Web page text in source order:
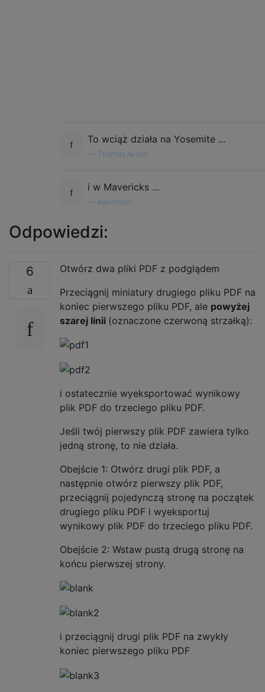
To wciąż działa na Yosemite ...
Thomas Ayoub
i w Mavericks ...
klanomath
Odpowiedzi:
6
Otwórz dwa pliki PDF z podglądem
Przeciągnij miniatury drugiego pliku PDF na
koniec pierwszego pliku PDF, ale powyżej
szarej linii (oznaczone czerwoną strzałką):
i ostatecznie wyeksportować wynikowy
plik PDF do trzeciego pliku PDF.
Jeśli twój pierwszy plik PDF zawiera tylko
jedną stronę, to nie działa.
Obejście 1: Otwórz drugi plik PDF, a
następnie otwórz pierwszy plik PDF,
przeciągnij pojedynczą stronę na początek
drugiego pliku PDF i wyeksportuj
wynikowy plik PDF do trzeciego pliku PDF.
Obejście 2: Wstaw pustą drugą stronę na
końcu pierwszej strony.
i przeciągnij drugi plik PDF na zwykły
koniec pierwszego pliku PDF